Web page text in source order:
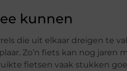
kunnen
die uit elkaar dreigen te
Zo’n fiets kan nog jaren
fietsen vaak stukken